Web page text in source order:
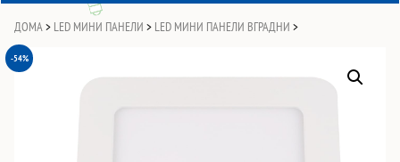
ДОМА > LED МИНИ ПАНЕЛИ > LED МИНИ ПАНЕЛИ ВГРАДНИ >
-54%